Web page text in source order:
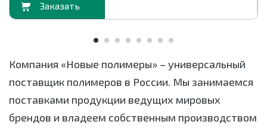
Компания «Новые полимеры» – универсальный
поставщик полимеров в России. Мы занимаемся
поставками продукции ведущих мировых
брендов и владеем собственным производством